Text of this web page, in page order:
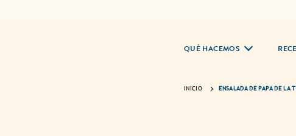
QUÉ HACEMOS
INICIO ENSALADA DE PAPA DE LA